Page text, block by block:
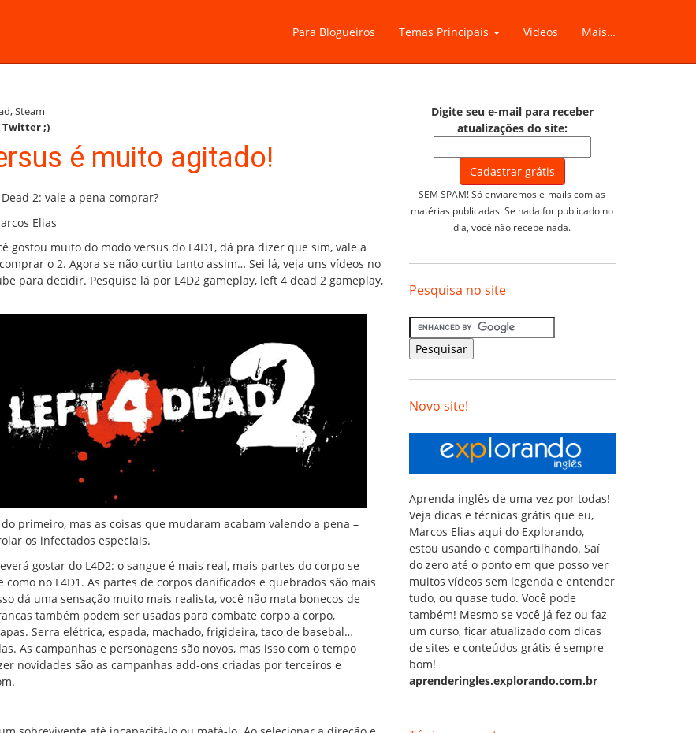
Para Blogueiros Temas Principais Vídeos Mais…
,Steam
Twitter;)
é muito agitado!
2: vale a pena comprar?
Elias
gostou muito do modo versus do L4D1, dá pra dizer que sim, vale a
o 2. Agora se não curtiu tanto assim… Sei lá, veja uns vídeos no
para decidir. Pesquise lá por L4D2 gameplay, left 4 dead 2 gameplay,
primeiro, mas as coisas que mudaram acabam valendo a pena –
os infectados especiais.
gostar do L4D2: o sangue é mais real, mais partes do corpo se
no L4D1. As partes de corpos danificados e quebrados são mais
dá uma sensação muito mais realista, você não mata bonecos de
também podem ser usadas para combate corpo a corpo,
Serra elétrica, espada, machado, frigideira, taco de basebal…
As campanhas e personagens são novos, mas isso com o tempo
novidades são as campanhas add-ons criadas por terceiros e
Digite seu e-mail para receber
atualizações do site:
SEM SPAM! Só enviaremos e-mails com as
matérias publicadas. Se nada for publicado no
dia, você não recebe nada.
Pesquisa no site
Novo site!
Aprenda inglês de uma vez por todas!
Veja dicas e técnicas grátis que eu,
Marcos Elias aqui do Explorando,
estou usando e compartilhando. Saí
do zero até o ponto em que posso ver
muitos vídeos sem legenda e entender
tudo, ou quase tudo. Você pode
também! Mesmo se você já fez ou faz
um curso, ficar atualizado com dicas
de sites e conteúdos grátis é sempre
bom!
aprenderingles.explorando.com.br